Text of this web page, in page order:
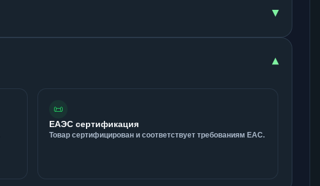
▾
▾
📜
ЕАЭС сертификация
Товар сертифицирован и соответствует требованиям ЕАС.